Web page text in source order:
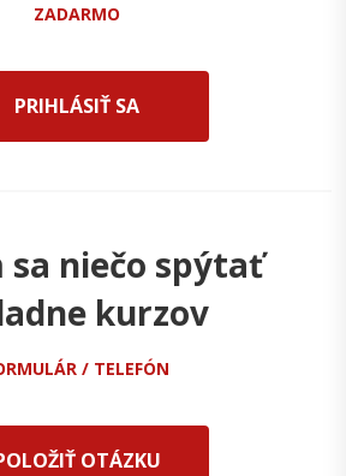
ZADARMO
PRIHLÁSIŤ SA
sa niečo spýtať
kurzov
/ TELEFÓN
OTÁZKU